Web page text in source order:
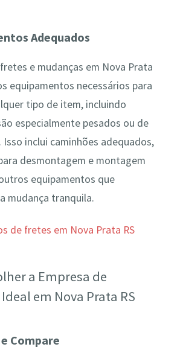
Adequados
e mudanças em Nova Prata
equipamentos necessários para
tipo de item, incluindo
especialmente pesados ou de
inclui caminhões adequados,
desmontagem e montagem
equipamentos que
mudança tranquila.
a Empresa de
em Nova Prata RS
Compare